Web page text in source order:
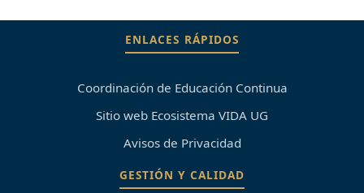
ENLACES RÁPIDOS
Coordinación de Educación Continua
Sitio web Ecosistema VIDA UG
Avisos de Privacidad
GESTIÓN Y CALIDAD